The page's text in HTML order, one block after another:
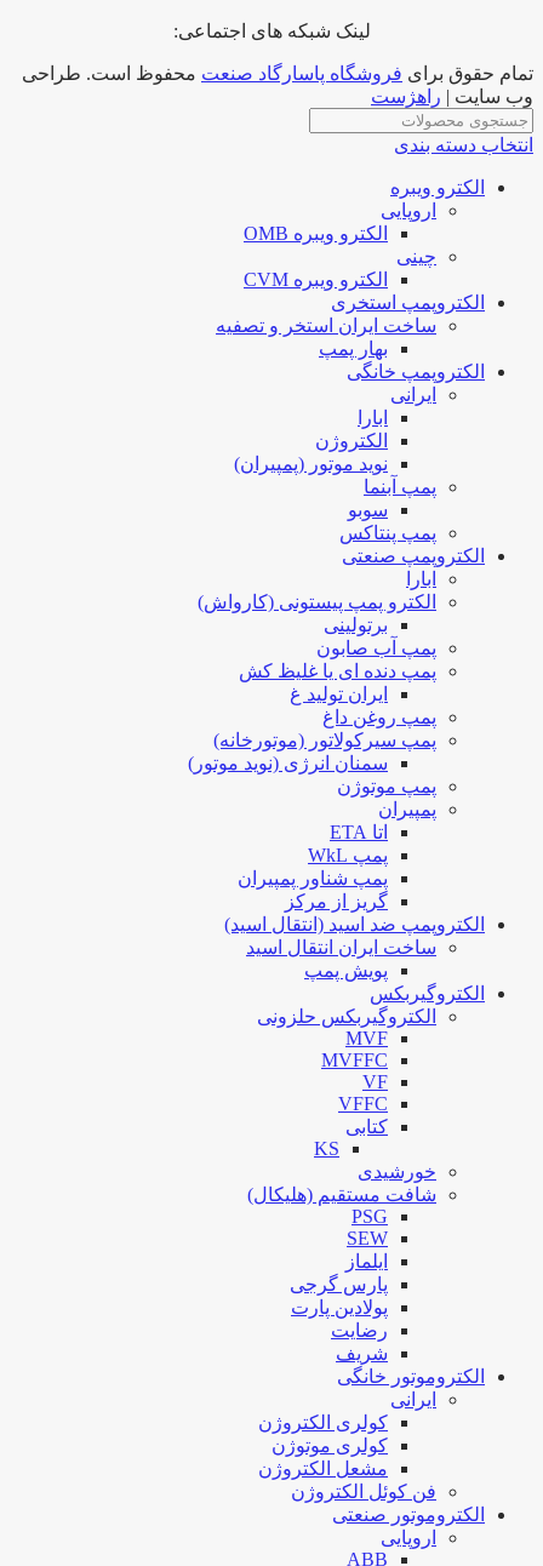
لینک شبکه های اجتماعی:
تمام حقوق برای فروشگاه پاسارگاد صنعت محفوظ است. طراحی
وب سایت | راهژست
انتخاب دسته بندی
الکترو ویبره
اروپایی
الکترو ویبره OMB
چینی
الکترو ویبره CVM
الکتروپمپ استخری
ساخت ایران استخر و تصفیه
بهار پمپ
الکتروپمپ خانگی
ایرانی
ابارا
الکتروژن
نوید موتور (پمپیران)
پمپ آبنما
سوبو
پمپ پنتاکس
الکتروپمپ صنعتی
ابارا
الکترو پمپ پیستونی (کارواش)
برتولینی
پمپ آب صابون
پمپ دنده ای یا غلیظ کش
ایران تولید غ
پمپ روغن داغ
پمپ سیرکولاتور (موتورخانه)
سمنان انرژی (نوید موتور)
پمپ موتوژن
پمپیران
اتا ETA
پمپ WkL
پمپ شناور پمپیران
گریز از مرکز
الکتروپمپ ضد اسید (انتقال اسید)
ساخت ایران انتقال اسید
پویش پمپ
الکتروگیربکس
الکتروگیربکس حلزونی
MVF
MVFFC
VF
VFFC
کتابی
KS
خورشیدی
شافت مستقیم (هلیکال)
PSG
SEW
ایلماز
پارس گرجی
پولادین پارت
رضایت
شریف
الکتروموتور خانگی
ایرانی
کولری الکتروژن
کولری موتوژن
مشعل الکتروژن
فن کوئل الکتروژن
الکتروموتور صنعتی
اروپایی
ABB